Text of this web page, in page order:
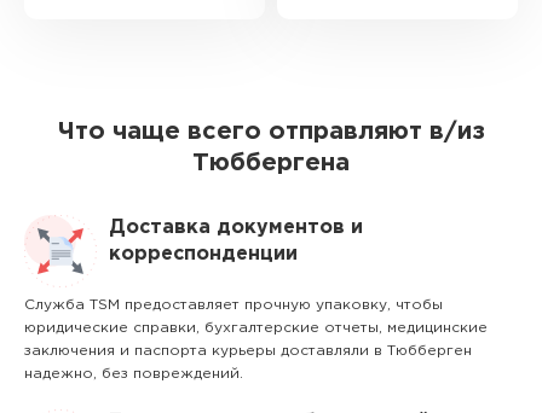
Что чаще всего отправляют в/из
Тюббергена
Доставка документов и
корреспонденции
Служба TSM предоставляет прочную упаковку, чтобы
юридические справки, бухгалтерские отчеты, медицинские
заключения и паспорта курьеры доставляли в Тюбберген
надежно, без повреждений.